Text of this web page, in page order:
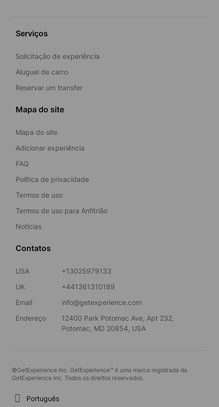
Serviços
Solicitação de experiência
Aluguel de carro
Reservar um transfer
Mapa do site
Mapa do site
Adicionar experiência
FAQ
Política de privacidade
Termos de uso
Termos de uso para Anfitrião
Notícias
Contatos
USA
+13025979133
UK
+441361310189
Email
info@getexperience.com
Endereço
12400 Park Potomac Ave, Apt 232,
Potomac, MD 20854, USA
©GetExperience Inc. GetExperience™ é uma marca registrada da
GetExperience Inc. Todos os direitos reservados.
Português